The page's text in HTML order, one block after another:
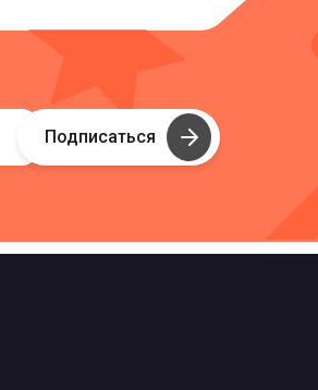
Подписаться